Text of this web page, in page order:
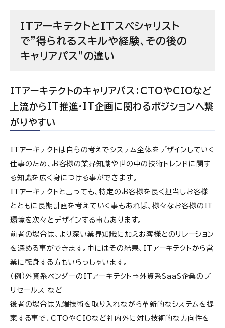
ITアーキテクトとITスペシャリスト
で”得られるスキルや経験、その後の
キャリアパス”の違い
ITアーキテクトのキャリアパス：CTOやCIOなど
上流からIT推進・IT企画に関わるポジションへ繋
がりやすい
ITアーキテクトは自らの考えでシステム全体をデザインしていく
仕事のため、お客様の業界知識や世の中の技術トレンドに関す
る知識を広く身につける事ができます。
ITアーキテクトと言っても、特定のお客様を長く担当しお客様
とともに長期計画を考えていく事もあれば、様々なお客様のIT
環境を次々とデザインする事もあります。
前者の場合は、より深い業界知識に加えお客様とのリレーション
を深める事ができます。中にはその結果、ITアーキテクトから営
業に転身する方もいらっしゃいます。
（例）外資系ベンダーのITアーキテクト⇒外資系SaaS企業のプ
リセールス など
後者の場合は先端技術を取り入れながら革新的なシステムを提
案する事で、CTOやCIOなど社内外に対し技術的な方向性を